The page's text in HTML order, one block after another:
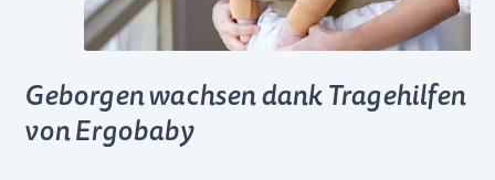
Geborgen wachsen dank Tragehilfen
von Ergobaby